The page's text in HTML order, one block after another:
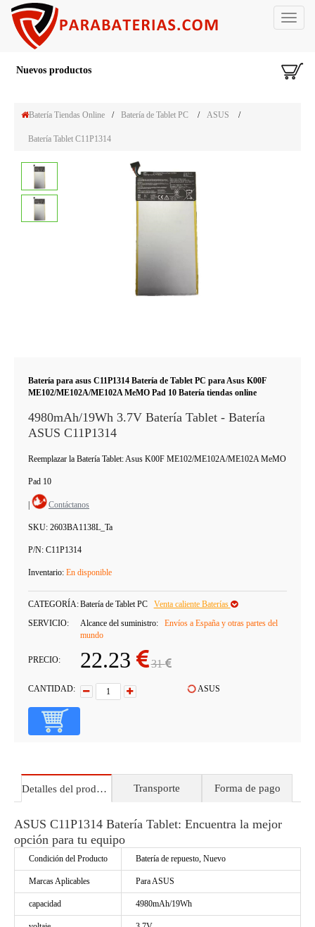
Toggle
Nuevos productos
Batería Tiendas Online / Batería de Tablet PC / ASUS /
Batería Tablet C11P1314
Batería para asus C11P1314 Batería de Tablet PC para Asus K00F
ME102/ME102A/ME102A MeMO Pad 10 Batería tiendas online
4980mAh/19Wh 3.7V Batería Tablet - Batería
ASUS C11P1314
Reemplazar la Batería Tablet: Asus K00F ME102/ME102A/ME102A MeMO
Pad 10
Contáctanos
SKU: 2603BA1138L_Ta
P/N: C11P1314
Inventario: En disponible
CATEGORÍA:Batería de Tablet PC
Venta caliente Baterías
SERVICIO:
Alcance del suministro:
Envíos a España y otras partes del
mundo
PRECIO: 22.23 31
CANTIDAD: ASUS
Detalles del producto Transporte Forma de pago
ASUS C11P1314 Batería Tablet: Encuentra la mejor
opción para tu equipo
Condición del Producto Batería de repuesto, Nuevo
Marcas Aplicables Para ASUS
capacidad 4980mAh/19Wh